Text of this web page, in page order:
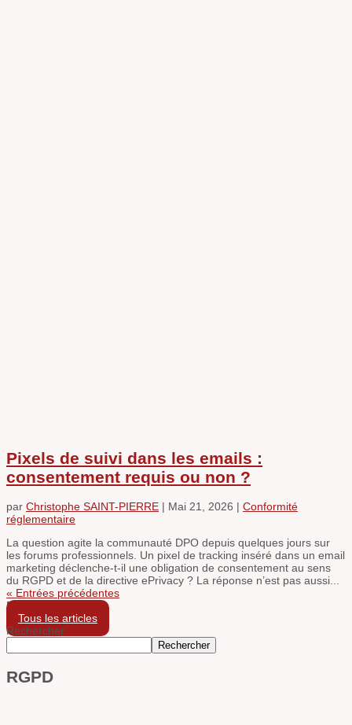
Pixels de suivi dans les emails :
consentement requis ou non ?
par Christophe SAINT-PIERRE | Mai 21, 2026 | Conformité
réglementaire
La question agite la communauté DPO depuis quelques jours sur
les forums professionnels. Un pixel de tracking inséré dans un email
marketing déclenche-t-il une obligation de consentement au sens
du RGPD et de la directive ePrivacy ? La réponse n’est pas aussi...
« Entrées précédentes
Entrées suivantes »
Tous les articles
Rechercher
Rechercher
RGPD